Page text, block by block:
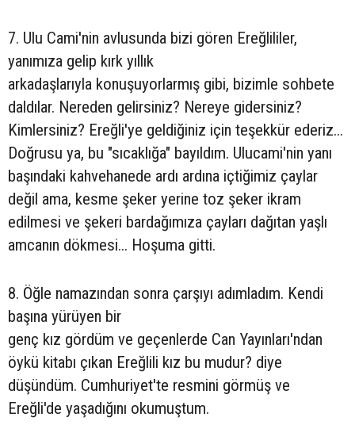
7. Ulu Cami'nin avlusunda bizi gören Ereğlililer,
yanımıza gelip kırk yıllık
arkadaşlarıyla konuşuyorlarmış gibi, bizimle sohbete
daldılar. Nereden gelirsiniz? Nereye gidersiniz?
Kimlersiniz? Ereğli'ye geldiğiniz için teşekkür ederiz...
Doğrusu ya, bu "sıcaklığa" bayıldım. Ulucami'nin yanı
başındaki kahvehanede ardı ardına içtiğimiz çaylar
değil ama, kesme şeker yerine toz şeker ikram
edilmesi ve şekeri bardağımıza çayları dağıtan yaşlı
amcanın dökmesi... Hoşuma gitti.
8. Öğle namazından sonra çarşıyı adımladım. Kendi
başına yürüyen bir
genç kız gördüm ve geçenlerde Can Yayınları'ndan
öykü kitabı çıkan Ereğlili kız bu mudur? diye
düşündüm. Cumhuriyet'te resmini görmüş ve
Ereğli'de yaşadığını okumuştum.